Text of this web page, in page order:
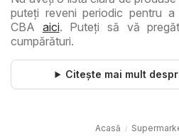
puteţi reveni periodic pentru
CBA aici. Puteţi să vă
cumpărături.
Citește mai mult
Acasă